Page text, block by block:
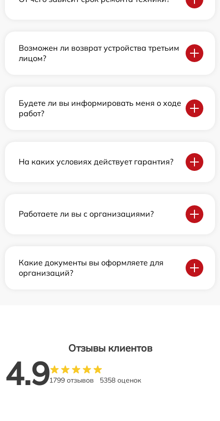
Возможен ли возврат устройства третьим
лицом?
Будете ли вы информировать меня о ходе
работ?
На каких условиях действует гарантия?
Работаете ли вы с организациями?
Какие документы вы оформляете для
организаций?
Отзывы клиентов
4.91799 отзывов 5358 оценок